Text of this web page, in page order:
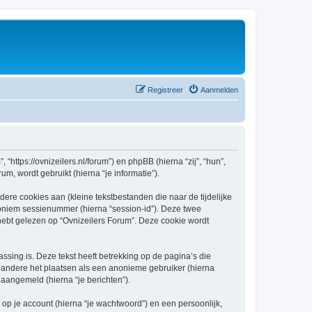
Aanmelden
Registreer
ovnizeilers.nl/forum”) en phpBB (hierna “zij”, “hun”,
wordt gebruikt (hierna “je informatie”).
cookies aan (kleine tekstbestanden die naar de tijdelijke
sessienummer (hierna “session-id”). Deze twee
gelezen op “Ovnizeilers Forum”. Deze cookie wordt
is. Deze tekst heeft betrekking op de pagina’s die
het plaatsen als een anonieme gebruiker (hierna
(hierna “je berichten”).
je account (hierna “je wachtwoord”) en een persoonlijk,